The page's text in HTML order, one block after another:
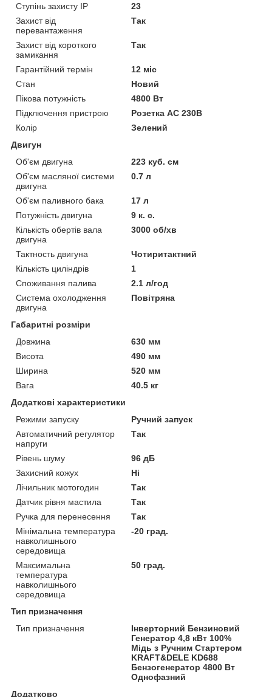
Ступінь захисту IP
23
Захист від
перевантаження
Так
Захист від короткого
замикання
Так
Гарантійний термін
12 міс
Стан
Новий
Пікова потужність
4800 Вт
Підключення пристрою
Розетка AC 230В
Колір
Зелений
Двигун
Об'єм двигуна
223 куб. см
Об'єм масляної системи
двигуна
0.7 л
Об'єм паливного бака
17 л
Потужність двигуна
9 к. с.
Кількість обертів вала
двигуна
3000 об/хв
Тактность двигуна
Чотиритактний
Кількість циліндрів
1
Споживання палива
2.1 л/год
Система охолодження
двигуна
Повітряна
Габаритні розміри
Довжина
630 мм
Висота
490 мм
Ширина
520 мм
Вага
40.5 кг
Додаткові характеристики
Режими запуску
Ручний запуск
Автоматичний регулятор
напруги
Так
Рівень шуму
96 дБ
Захисний кожух
Ні
Лічильник мотогодин
Так
Датчик рівня мастила
Так
Ручка для перенесення
Так
Мінімальна температура
навколишнього
середовища
-20 град.
Максимальна
температура
навколишнього
середовища
50 град.
Тип призначення
Тип призначення
Інверторний Бензиновий
Генератор 4,8 кВт 100%
Мідь з Ручним Стартером
KRAFT&DELE KD688
Бензогенератор 4800 Вт
Однофазний
Додатково